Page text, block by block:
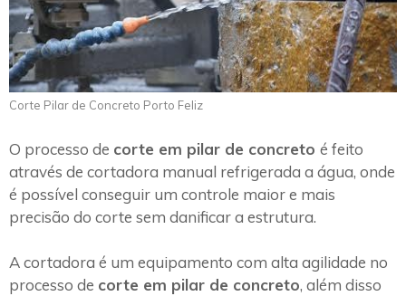
Corte Pilar de Concreto Porto Feliz
O processo de corte em pilar de concreto é feito
através de cortadora manual refrigerada a água, onde
é possível conseguir um controle maior e mais
precisão do corte sem danificar a estrutura.
A cortadora é um equipamento com alta agilidade no
processo de corte em pilar de concreto, além disso